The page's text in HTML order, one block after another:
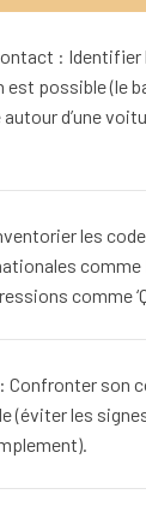
: Identifier
est possible (le
autour d’une
les
comme
comme
Confronter son
(éviter les